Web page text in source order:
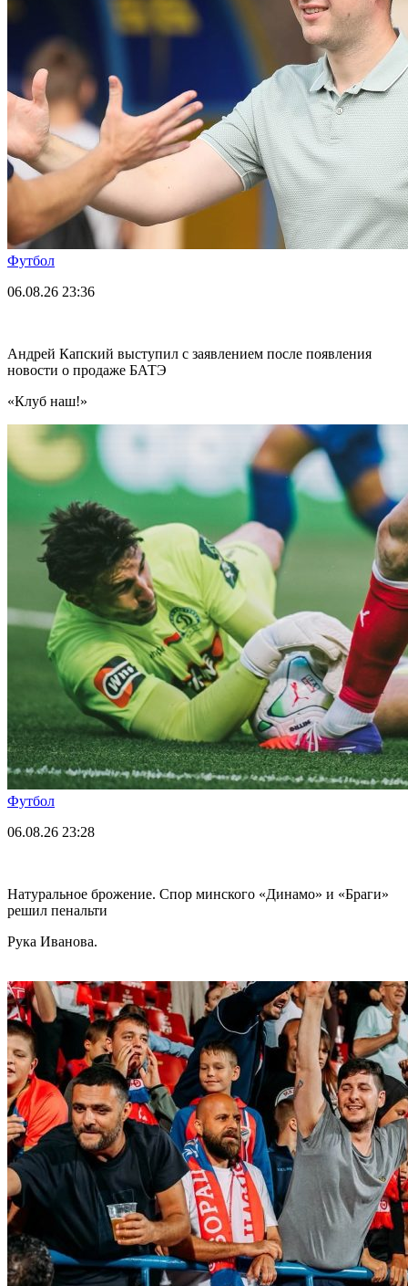
Футбол
06.08.26 23:36
Андрей Капский выступил с заявлением после появления
новости о продаже БАТЭ
«Клуб наш!»
Футбол
06.08.26 23:28
Натуральное брожение. Спор минского «Динамо» и «Браги»
решил пенальти
Рука Иванова.